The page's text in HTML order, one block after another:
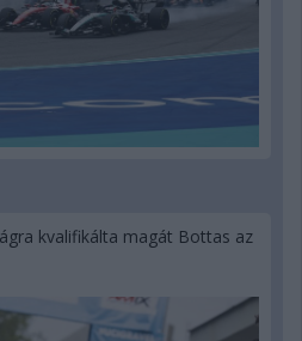
kvalifikálta magát Bottas az